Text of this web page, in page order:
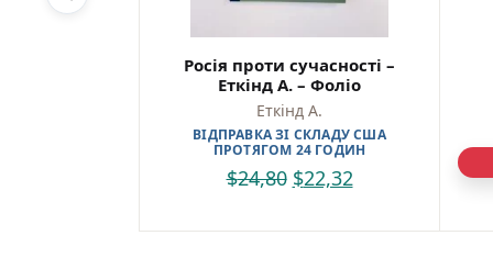
Росія проти сучасності –
Еткінд А. – Фоліо
Еткінд А.
ВІДПРАВКА ЗІ СКЛАДУ США
ПРОТЯГОМ 24 ГОДИН
$24,80 $22,32